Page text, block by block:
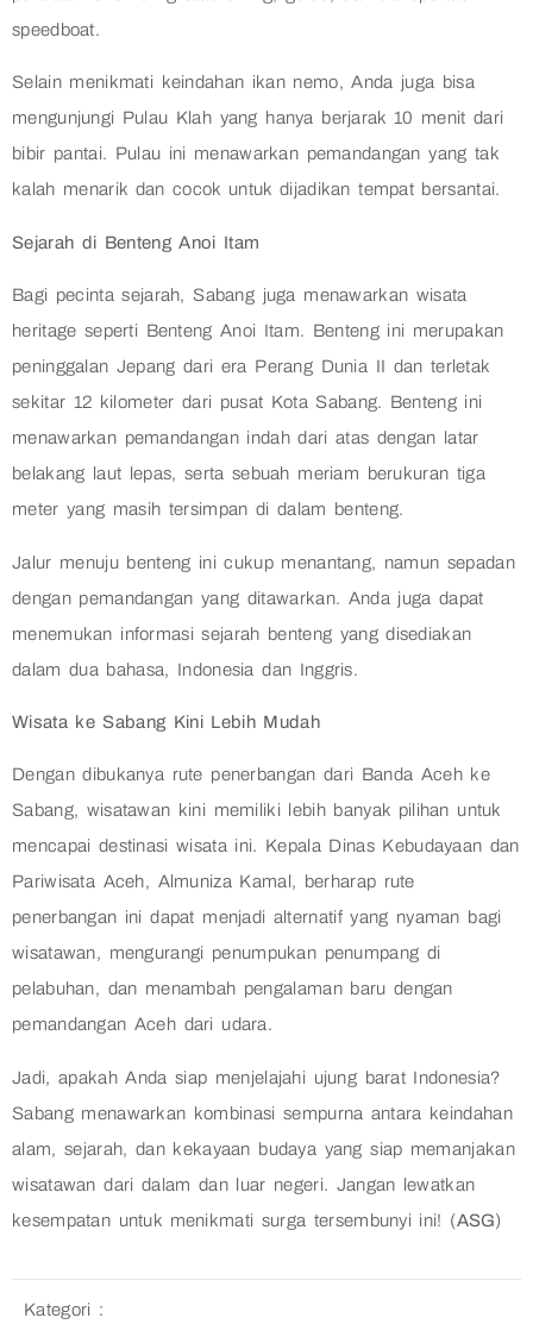
speedboat.
Selain menikmati keindahan ikan nemo, Anda juga bisa
mengunjungi Pulau Klah yang hanya berjarak 10 menit dari
bibir pantai. Pulau ini menawarkan pemandangan yang tak
kalah menarik dan cocok untuk dijadikan tempat bersantai.
Sejarah di Benteng Anoi Itam
Bagi pecinta sejarah, Sabang juga menawarkan wisata
heritage seperti Benteng Anoi Itam. Benteng ini merupakan
peninggalan Jepang dari era Perang Dunia II dan terletak
sekitar 12 kilometer dari pusat Kota Sabang. Benteng ini
menawarkan pemandangan indah dari atas dengan latar
belakang laut lepas, serta sebuah meriam berukuran tiga
meter yang masih tersimpan di dalam benteng.
Jalur menuju benteng ini cukup menantang, namun sepadan
dengan pemandangan yang ditawarkan. Anda juga dapat
menemukan informasi sejarah benteng yang disediakan
dalam dua bahasa, Indonesia dan Inggris.
Wisata ke Sabang Kini Lebih Mudah
Dengan dibukanya rute penerbangan dari Banda Aceh ke
Sabang, wisatawan kini memiliki lebih banyak pilihan untuk
mencapai destinasi wisata ini. Kepala Dinas Kebudayaan dan
Pariwisata Aceh, Almuniza Kamal, berharap rute
penerbangan ini dapat menjadi alternatif yang nyaman bagi
wisatawan, mengurangi penumpukan penumpang di
pelabuhan, dan menambah pengalaman baru dengan
pemandangan Aceh dari udara.
Jadi, apakah Anda siap menjelajahi ujung barat Indonesia?
Sabang menawarkan kombinasi sempurna antara keindahan
alam, sejarah, dan kekayaan budaya yang siap memanjakan
wisatawan dari dalam dan luar negeri. Jangan lewatkan
kesempatan untuk menikmati surga tersembunyi ini! (ASG)
Kategori :